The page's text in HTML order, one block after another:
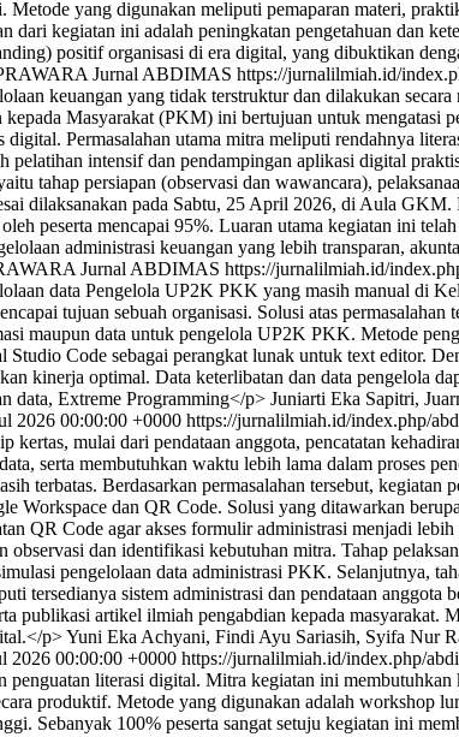
yang digunakan meliputi pemaparan materi,
dari kegiatan ini adalah peningkatan pengetahuan dan
positif organisasi di era digital, yang dibuktikan
Jurnal ABDIMAS https://jurnalilmiah.id/
keuangan yang tidak terstruktur dan dilakukan
kepada Masyarakat (PKM) ini bertujuan untuk
Permasalahan utama mitra meliputi rendahnya
pelatihan intensif dan pendampingan aplikasi digital
tahap persiapan (observasi dan wawancara),
dilaksanakan pada Sabtu, 25 April 2026, di Aula
peserta mencapai 95%. Luaran utama kegiatan ini
administrasi keuangan yang lebih transparan,
Jurnal ABDIMAS https://jurnalilmiah.id/
data Pengelola UP2K PKK yang masih manual di
tujuan sebuah organisasi. Solusi atas permasalahan
maupun data untuk pengelola UP2K PKK. Metode
Code sebagai perangkat lunak untuk text editor.
kinerja optimal. Data keterlibatan dan data pengelola
data, Extreme Programming</p> Juniarti Eka Sapitri,
2026 00:00:00 +0000 https://jurnalilmiah.id/index.php/
kertas, mulai dari pendataan anggota, pencatatan
serta membutuhkan waktu lebih lama dalam proses
terbatas. Berdasarkan permasalahan tersebut,
Workspace dan QR Code. Solusi yang ditawarkan
QR Code agar akses formulir administrasi menjadi
observasi dan identifikasi kebutuhan mitra. Tahap
pengelolaan data administrasi PKK. Selanjutnya,
tersedianya sistem administrasi dan pendataan
publikasi artikel ilmiah pengabdian kepada
p>Yuni Eka Achyani, Findi Ayu Sariasih, Syifa Nur
2026 00:00:00 +0000 https://jurnalilmiah.id/index.php/
literasi digital. Mitra kegiatan ini
produktif. Metode yang digunakan adalah workshop
Sebanyak 100% peserta sangat setuju kegiatan ini